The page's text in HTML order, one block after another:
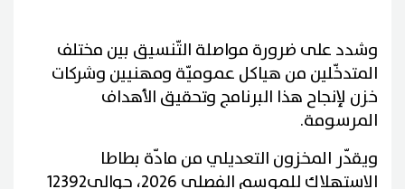
وشدد على ضرورة مواصلة التّنسيق بين مختلف
المتدخّلين من هياكل عموميّة ومهنيين وشركات
خزن لإنجاح هذا البرنامج وتحقيق الأهداف
المرسومة.
ويقدّر المخزون التعديلي من مادّة بطاطا
الاستهلاك للموسم الفصلي 2026، حوالي12392